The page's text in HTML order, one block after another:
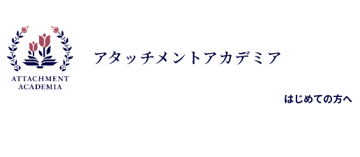
アタッチメント アカデミア
はじめての方へ